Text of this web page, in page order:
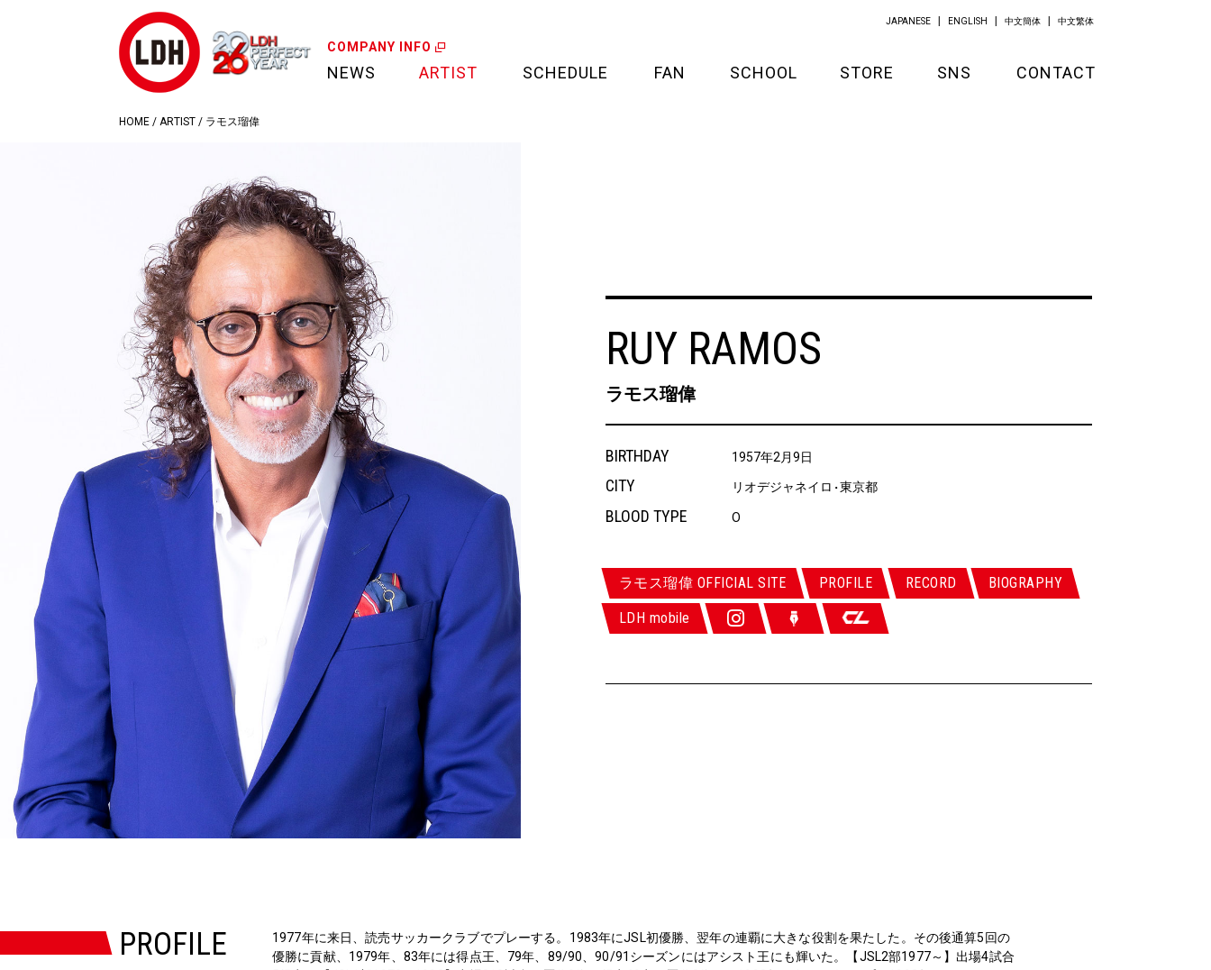
COMPANY INFO
NEWS ARTIST SCHEDULE FAN
PROJECT
SCHOOL STORE SNS CONTACT
JAPANESE ENGLISH 中文簡体 中文繁体
HOME / ARTIST / ラモス瑠偉
RUY RAMOS
ラモス瑠偉
BIRTHDAY 1957年2月9日
CITY リオデジャネイロ・東京都
BLOOD TYPE O
ラモス瑠偉 OFFICIAL SITE PROFILE RECORD BIOGRAPHY
LDH mobile
PROFILE
1977年に来日、読売サッカークラブでプレーする。1983年にJSL初優勝、翌年の連覇に大きな役割を果たした。その後通算5回の
優勝に貢献、1979年、83年には得点王、79年、89/90、90/91シーズンにはアシスト王にも輝いた。【JSL2部1977～】出場4試合